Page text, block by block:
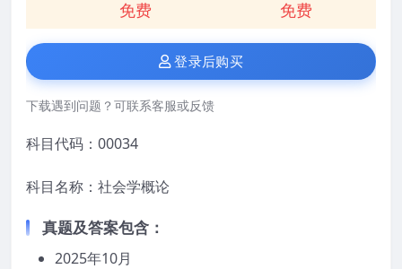
免费 免费
登录后购买
下载遇到问题？可联系客服或反馈
科目代码：00034
科目名称：社会学概论
真题及答案包含：
2025年10月